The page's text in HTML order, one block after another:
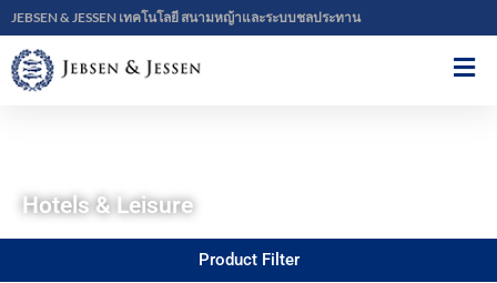
JEBSEN & JESSEN เทคโนโลยี สนามหญ้าและระบบชลประทาน
Hotels & Leisure
Product Filter